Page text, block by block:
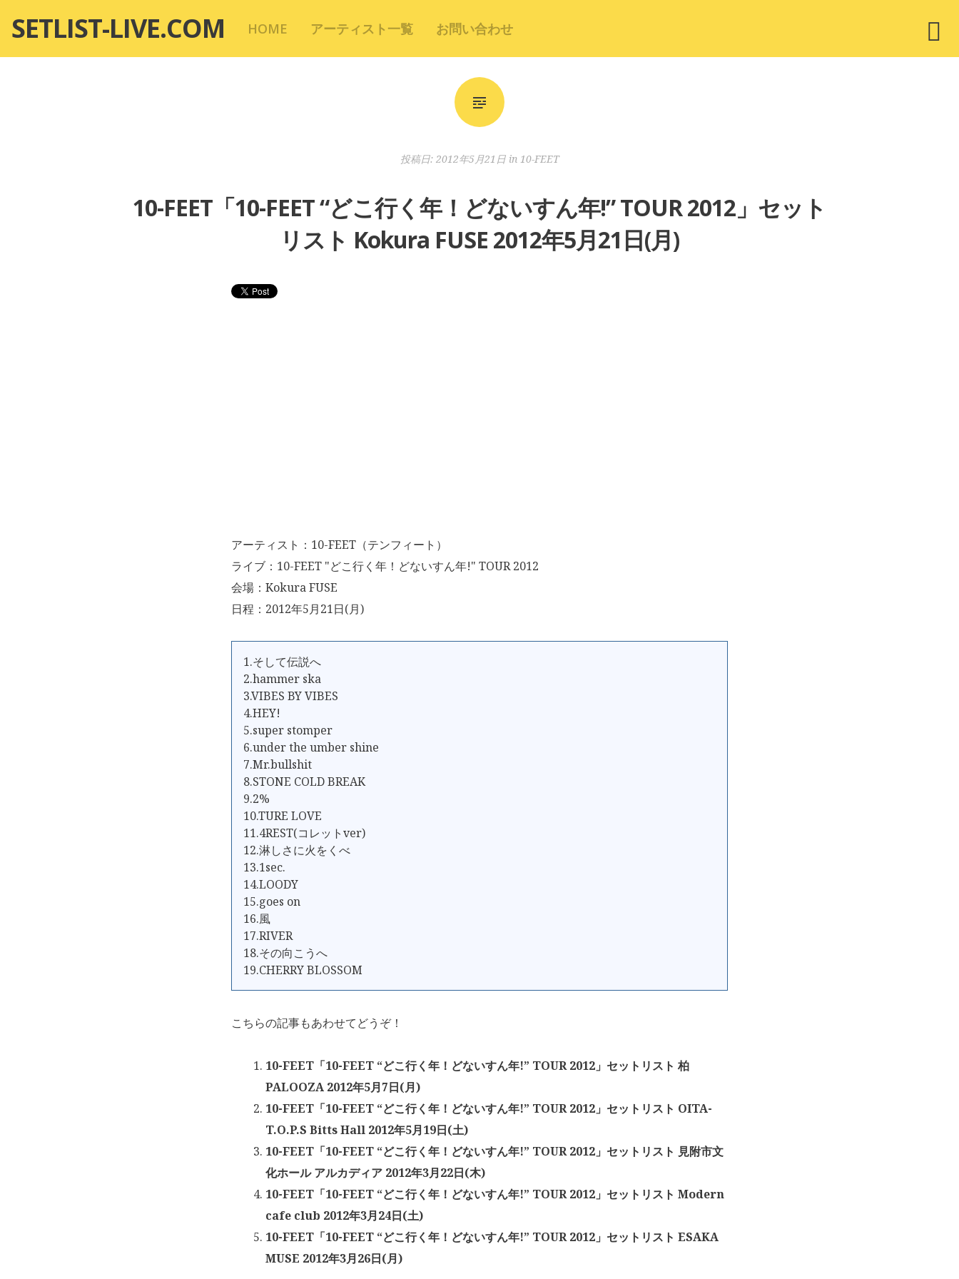
テ
SETLIST-LIVE.COM HOME アーティスト一覧 お問い合わせ
投稿日: 2012年5月21日in 10-FEET
10-FEET「10-FEET “どこ行く年！どないすん年!” TOUR 2012」セット
リスト Kokura FUSE 2012年5月21日(月)
アーティスト：10-FEET（テンフィート）
ライブ：10-FEET "どこ行く年！どないすん年!" TOUR 2012
会場：Kokura FUSE
日程：2012年5月21日(月)
1.そして伝説へ
2.hammer ska
3.VIBES BY VIBES
4.HEY!
5.super stomper
6.under the umber shine
7.Mr.bullshit
8.STONE COLD BREAK
9.2%
10.TURE LOVE
11.4REST(コレットver)
12.淋しさに火をくべ
13.1sec.
14.LOODY
15.goes on
16.風
17.RIVER
18.その向こうへ
19.CHERRY BLOSSOM
こちらの記事もあわせてどうぞ！
10-FEET「10-FEET “どこ行く年！どないすん年!” TOUR 2012」セットリスト 柏
PALOOZA 2012年5月7日(月)
10-FEET「10-FEET “どこ行く年！どないすん年!” TOUR 2012」セットリスト OITA-
T.O.P.S Bitts Hall 2012年5月19日(土)
10-FEET「10-FEET “どこ行く年！どないすん年!” TOUR 2012」セットリスト 見附市文
化ホール アルカディア 2012年3月22日(木)
10-FEET「10-FEET “どこ行く年！どないすん年!” TOUR 2012」セットリスト Modern
cafe club 2012年3月24日(土)
10-FEET「10-FEET “どこ行く年！どないすん年!” TOUR 2012」セットリスト ESAKA
MUSE 2012年3月26日(月)